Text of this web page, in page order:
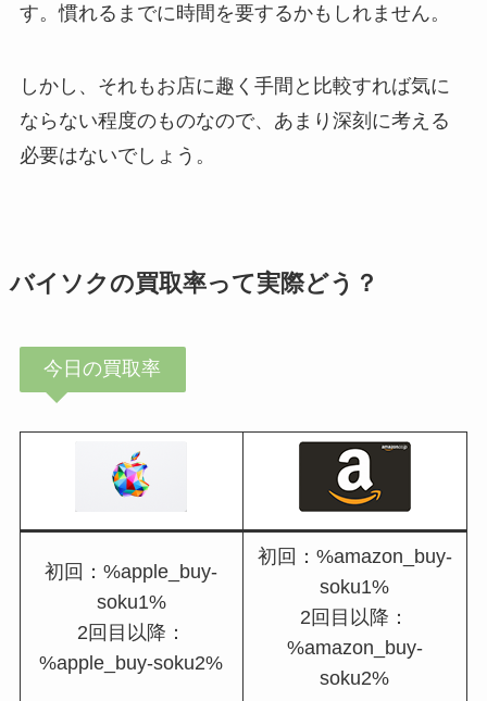
す。慣れるまでに時間を要するかもしれません。
しかし、それもお店に趣く手間と比較すれば気に
ならない程度のものなので、あまり深刻に考える
必要はないでしょう。
バイソクの買取率って実際どう？
今日の買取率
初回：%apple_buy-
soku1%
2回目以降：
%apple_buy-soku2%
初回：%amazon_buy-
soku1%
2回目以降：
%amazon_buy-
soku2%